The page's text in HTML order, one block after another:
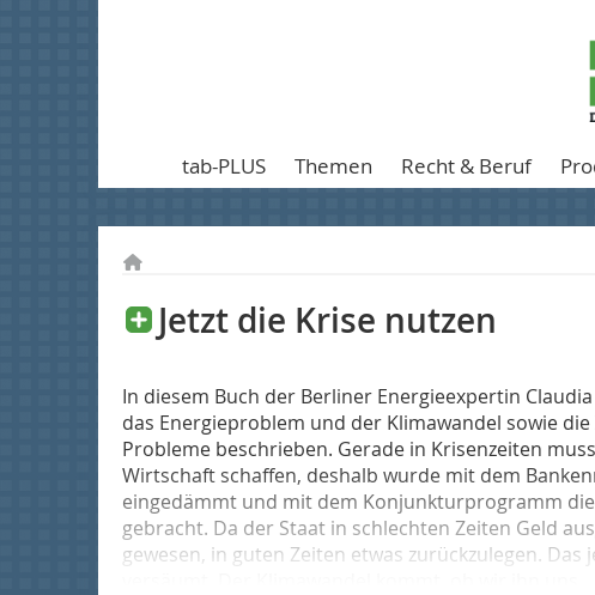
tab-PLUS Themen Recht & Beruf
Jetzt die Krise nutzen
In diesem Buch der Berliner Energieexpertin
das Energieproblem und der Klimawandel sowie
Probleme beschrieben. Gerade in Krisenzeiten
Wirtschaft schaffen, deshalb wurde mit dem
eingedämmt und mit dem Konjunkturprogramm
gebracht. Da der Staat in schlechten Zeiten Geld
gewesen, in guten Zeiten etwas zurückzulegen.